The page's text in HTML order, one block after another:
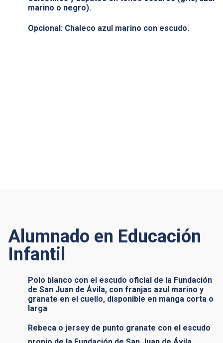
marino o negro).
Opcional: Chaleco azul marino con escudo.
Alumnado en Educación
Infantil
Polo blanco con el escudo oficial de la Fundación
de San Juan de Ávila, con franjas azul marino y
granate en el cuello, disponible en manga corta o
larga.
Rebeca o jersey de punto granate con el escudo